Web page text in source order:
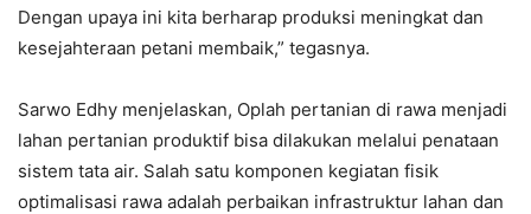
Dengan upaya ini kita berharap produksi meningkat dan
kesejahteraan petani membaik,” tegasnya.
Sarwo Edhy menjelaskan, Oplah pertanian di rawa menjadi
lahan pertanian produktif bisa dilakukan melalui penataan
sistem tata air. Salah satu komponen kegiatan fisik
optimalisasi rawa adalah perbaikan infrastruktur lahan dan